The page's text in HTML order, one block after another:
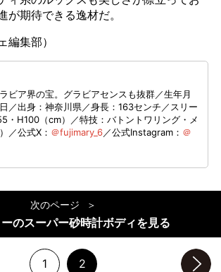
が期待できる逸材だ。
編集部）
ビア界の宝。グラビアセンスも抜群／生年月
／出身：神奈川県／身長：163センチ／スリー
・H100（cm）／特技：バトントワリング・メ
／公式X： ＠fujimary_6／公式Instagram： ＠
次のページ
のスーパー砂時計ボディを見る
1 2